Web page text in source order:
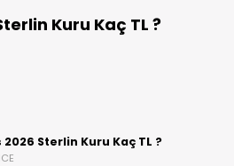
Kuru Kaç TL ?
Sterlin Kuru Kaç TL ?